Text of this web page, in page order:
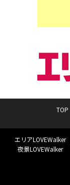
TOP
エリアLOVEWalker
夜景LOVEWalker